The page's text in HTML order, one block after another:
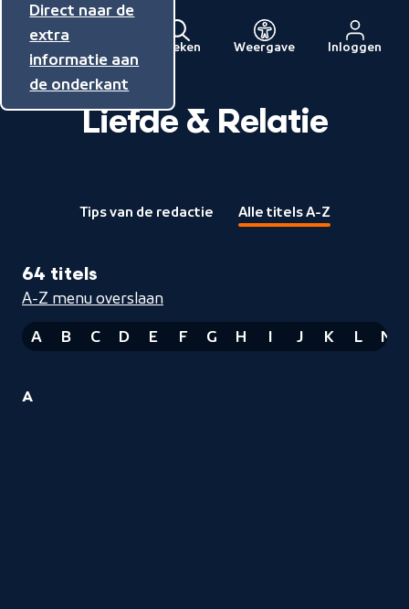
Direct naar de
inhoud
Direct naar de
hoofdnavigatie
Direct naar de
extra
informatie aan
de onderkant
Menu
Naar
de
beginpagina
Zoeken Weergave Inloggen
Liefde & Relatie
Tips van de redactie Alle titels A-Z
64 titels
A-Z menu overslaan
A B C D E F G H I J K L M
4
A